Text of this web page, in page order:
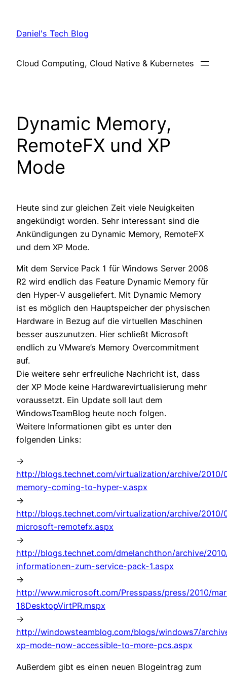
content
Daniel's Tech Blog
Cloud Computing, Cloud Native & Kubernetes
Dynamic Memory,
RemoteFX und XP
Mode
Heute sind zur gleichen Zeit viele Neuigkeiten
angekündigt worden. Sehr interessant sind die
Ankündigungen zu Dynamic Memory, RemoteFX
und dem XP Mode.
Mit dem Service Pack 1 für Windows Server 2008
R2 wird endlich das Feature Dynamic Memory für
den Hyper-V ausgeliefert. Mit Dynamic Memory
ist es möglich den Hauptspeicher der physischen
Hardware in Bezug auf die virtuellen Maschinen
besser auszunutzen. Hier schließt Microsoft
endlich zu VMware’s Memory Overcommitment
auf.
Die weitere sehr erfreuliche Nachricht ist, dass
der XP Mode keine Hardwarevirtualisierung mehr
voraussetzt. Ein Update soll laut dem
WindowsTeamBlog heute noch folgen.
Weitere Informationen gibt es unter den
folgenden Links:
->
http://blogs.technet.com/virtualization/archive/2010/
memory-coming-to-hyper-v.aspx
->
http://blogs.technet.com/virtualization/archive/2010/
microsoft-remotefx.aspx
->
http://blogs.technet.com/dmelanchthon/archive/
informationen-zum-service-pack-1.aspx
->
http://www.microsoft.com/Presspass/press/2010/
18DesktopVirtPR.mspx
->
http://windowsteamblog.com/blogs/windows7/
xp-mode-now-accessible-to-more-pcs.aspx
Außerdem gibt es einen neuen Blogeintrag zum